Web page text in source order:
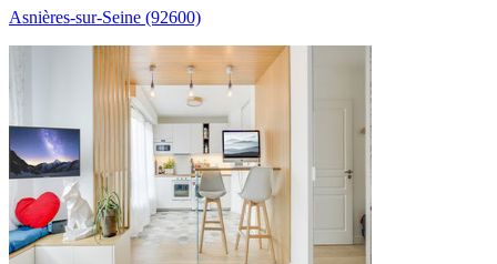
Asnières-sur-Seine (92600)